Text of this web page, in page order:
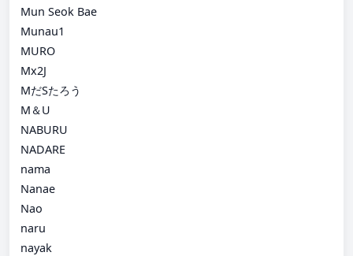
Mun Seok Bae
Munau1
MURO
Mx2J
MだSたろう
M＆U
NABURU
NADARE
nama
Nanae
Nao
naru
nayak